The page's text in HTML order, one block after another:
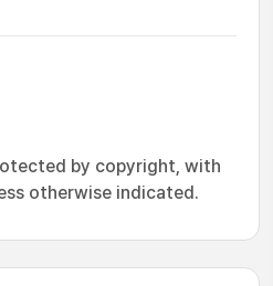
by copyright, with
otherwise indicated.